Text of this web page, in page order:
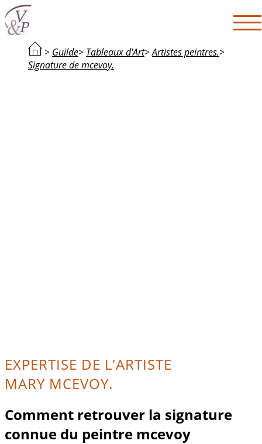
> Guilde> Tableaux d'Art>Artistes peintres.>
Signature de mcevoy.
EXPERTISE DE L'ARTISTE
MARY MCEVOY.
Comment retrouver la signature
connue du peintre mcevoy